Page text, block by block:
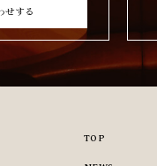
せする
TOP